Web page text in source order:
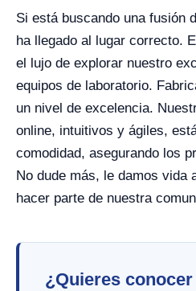
Si está buscando una fusión
ha llegado al lugar correcto.
el lujo de explorar nuestro
equipos de laboratorio.
un nivel de excelencia.
online, intuitivos y ágiles,
comodidad, asegurando los
No dude más, le damos vida
hacer parte de nuestra
¿Quieres